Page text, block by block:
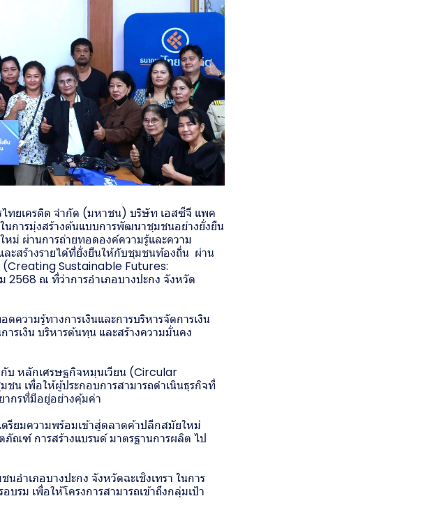
ไทยเครดิต จำกัด (มหาชน) บริษัท เอสซีจี แพค
นการมุ่งสร้างต้นแบบการพัฒนาชุมชนอย่างยั่งยืน
หม่ ผ่านการถ่ายทอดองค์ความรู้และความ
ะสร้างรายได้ที่ยั่งยืนให้กับชุมชนท้องถิ่น ผ่าน
(Creating Sustainable Futures:
ณ ที่ว่าการอำเภอบางปะกง จังหวัด
วามรู้ทางการเงินและการบริหารจัดการเงิน
รเงิน บริหารต้นทุน และสร้างความมั่นคง
บ หลักเศรษฐกิจหมุนเวียน (Circular
น เพื่อให้ผู้ประกอบการสามารถดำเนินธุรกิจที่
ากรที่มีอยู่อย่างคุ้มค่า
ตรียมความพร้อมเข้าสู่ตลาดค้าปลีกสมัยใหม่
ณฑ์ การสร้างแบรนด์ มาตรฐานการผลิต ไป
อำเภอบางปะกง จังหวัดฉะเชิงเทรา ในการ
รม เพื่อให้โครงการสามารถเข้าถึงกลุ่มเป้า